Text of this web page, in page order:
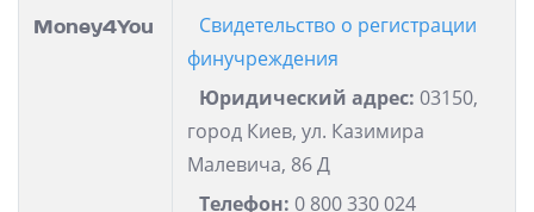
Money4You
Свидетельство о регистрации
финучреждения
Юридический адрес: 03150,
город Киев, ул. Казимира
Малевича, 86 Д
Телефон: 0 800 330 024